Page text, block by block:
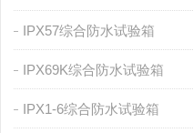
IPX57综合防水试验箱
IPX69K综合防水试验箱
IPX1-6综合防水试验箱